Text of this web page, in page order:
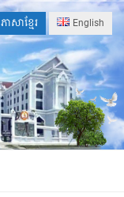
ភាសាខ្មែរ English